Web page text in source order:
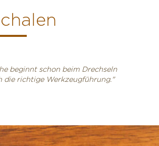
beginnt schon beim Drechseln
die richtige Werkzeugführung."